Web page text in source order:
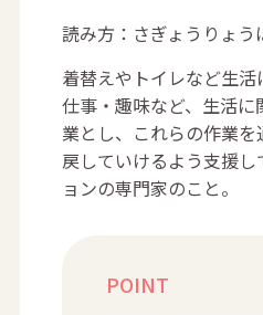
読み方：さぎょうりょう
着替えやトイレなど生活
仕事・趣味など、生活
業とし、これらの作業
戻していけるよう支援
ョンの専門家のこと。
POINT